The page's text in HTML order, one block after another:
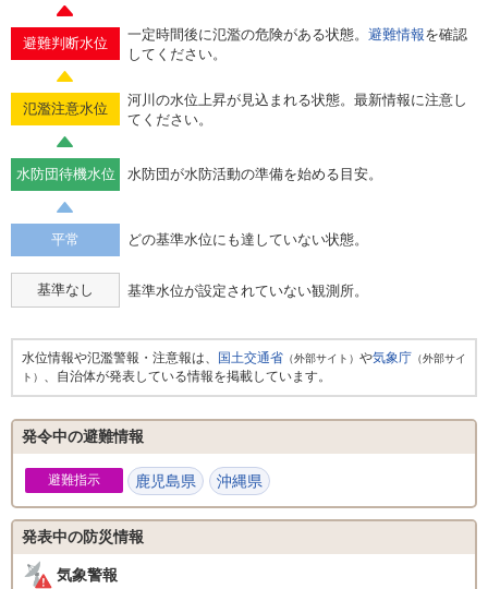
避難判断水位
一定時間後に氾濫の危険がある状態。 避難情報を確認
してください。
氾濫注意水位
河川の水位上昇が見込まれる状態。最新情報に注意し
てください。
水防団待機水位 水防団が水防活動の準備を始める目安。
平常 どの基準水位にも達していない状態。
基準なし 基準水位が設定されていない観測所。
水位情報や氾濫警報・注意報は、 国土交通省 （外部サイト） や気象庁 （外部サイ
ト） 、自治体が発表している情報を掲載しています。
発令中の避難情報
避難指示 鹿児島県 沖縄県
発表中の防災情報
気象警報